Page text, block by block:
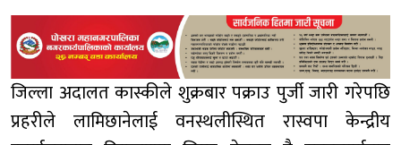
जिल्ला अदालत कास्कीले शुक्रबार पक्राउ पुर्जी जारी गरेपछि
प्रहरीले लामिछानेलाई वनस्थलीस्थित रास्वपा केन्द्रीय